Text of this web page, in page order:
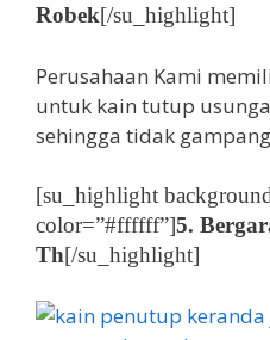
Robek[/su_highlight]
Perusahaan Kami
untuk kain tutup
sehingga tidak
[su_highlight
color=”#ffffff”]5.
Th[/su_highlight]